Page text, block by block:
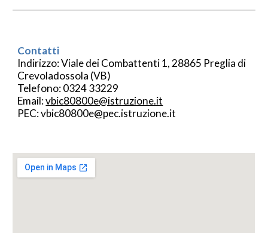
Contatti
Indirizzo: Viale dei Combattenti 1, 28865 Preglia di
Crevoladossola (VB)
Telefono: 0324 33229
Email:vbic80800e@istruzione.it
PEC: vbic80800e@pec.istruzione.it